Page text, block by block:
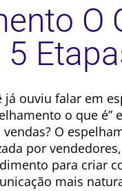
O
já ouviu falar em
o que é”
vendas? O
por
para criar
mais